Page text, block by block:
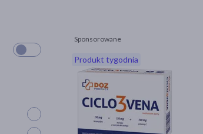
Sponsorowane
Produkt tygodnia